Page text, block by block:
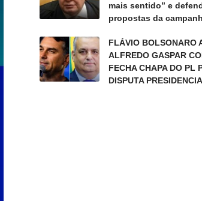
mais sentido” e
propostas da
FLÁVIO BOLSONARO
ALFREDO GASPAR
FECHA CHAPA DO PL
DISPUTA